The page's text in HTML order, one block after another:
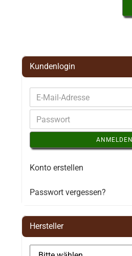
Kundenlogin
ANMELDEN
Konto erstellen
Passwort vergessen?
Hersteller